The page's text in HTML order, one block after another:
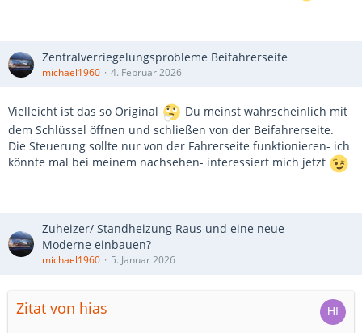
Zentralverriegelungsprobleme Beifahrerseite
michael1960 4. Februar 2026
Vielleicht ist das so Original
Du meinst wahrscheinlich mit
dem Schlüssel öffnen und schließen von der Beifahrerseite.
Die Steuerung sollte nur von der Fahrerseite funktionieren- ich
könnte mal bei meinem nachsehen- interessiert mich jetzt
Zuheizer/ Standheizung Raus und eine neue
Moderne einbauen?
michael1960 5. Januar 2026
Zitat von hias